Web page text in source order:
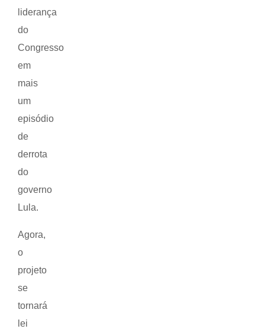
liderança
do
Congresso
em
mais
um
episódio
de
derrota
do
governo
Lula.
Agora,
o
projeto
se
tornará
lei